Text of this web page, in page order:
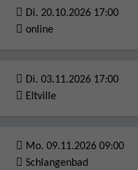
Di. 20.10.2026 17:00
online
Di. 03.11.2026 17:00
Eltville
Mo. 09.11.2026 09:00
Schlangenbad